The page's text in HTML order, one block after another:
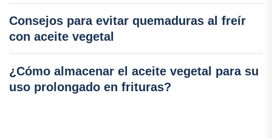
Consejos para evitar quemaduras al freír
con aceite vegetal
¿Cómo almacenar el aceite vegetal para su
uso prolongado en frituras?